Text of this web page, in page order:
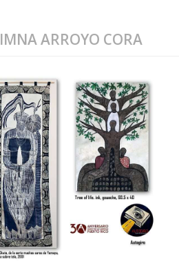
IMNA ARROYO CORA